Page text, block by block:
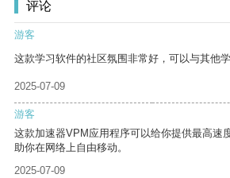
评论
游客
这款学习软件的社区氛围非常好，可以与其他
2025-07-09
游客
这款加速器VPM应用程序可以给你提供最高速
助你在网络上自由移动。
2025-07-09